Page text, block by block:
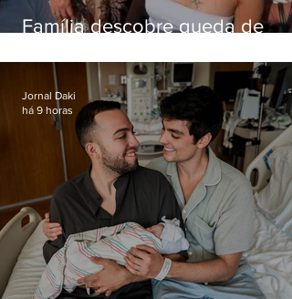
Família descobre queda de
enquanto aguardava segundo
voo
Jornal Daki
há 9 horas